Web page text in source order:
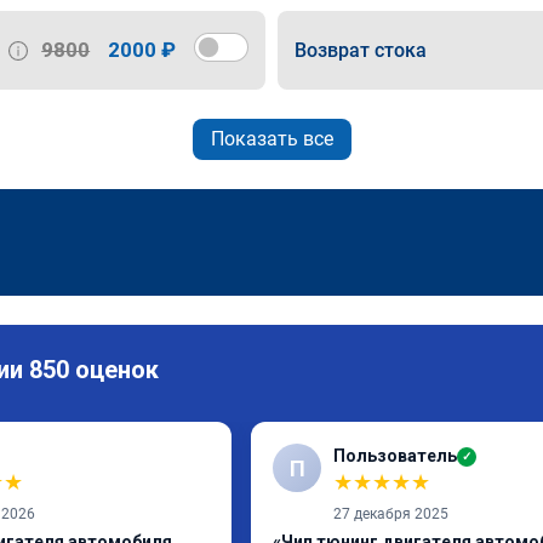
9800 2000 ₽ Возврат стока
Показать все
850 оценок
★
П Пользователь ✓
★★★★★
27 декабря 2025